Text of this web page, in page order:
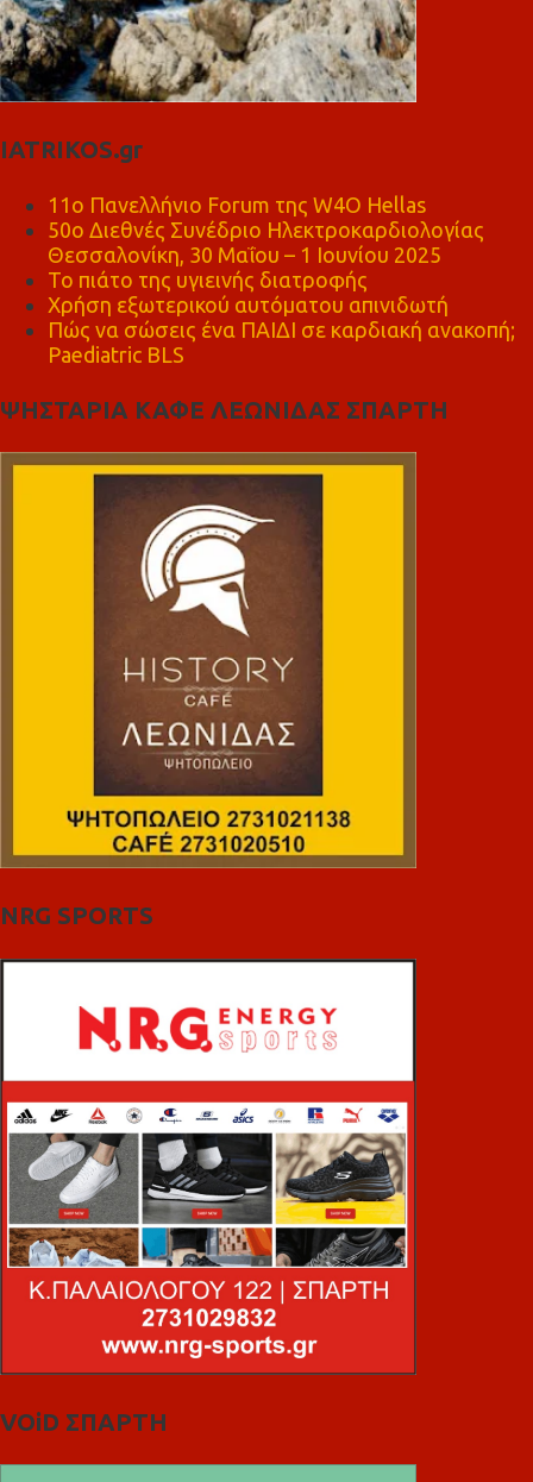
IATRIKOS.gr
11ο Πανελλήνιο Forum της W4O Hellas
50ο Διεθνές Συνέδριο Ηλεκτροκαρδιολογίας
Θεσσαλονίκη, 30 Μαΐου – 1 Ιουνίου 2025
Το πιάτο της υγιεινής διατροφής
Χρήση εξωτερικού αυτόματου απινιδωτή
Πώς να σώσεις ένα ΠΑΙΔΙ σε καρδιακή ανακοπή;
Paediatric BLS
ΨΗΣΤΑΡΙΑ ΚΑΦΕ ΛΕΩΝΙΔΑΣ ΣΠΑΡΤΗ
NRG SPORTS
VOiD ΣΠΑΡΤΗ